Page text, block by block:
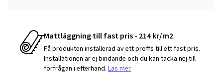
Mattläggning till fast pris - 214 kr/m2
Få produkten installerad av ett proffs till ett fast pris.
Installationen är ej bindande och du kan tacka nej till
förfrågan i efterhand. Läs mer